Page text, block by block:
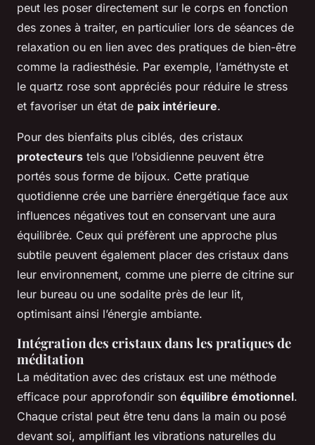
peut les poser directement sur le corps en fonction
des zones à traiter, en particulier lors de séances de
relaxation ou en lien avec des pratiques de bien-être
comme la radiesthésie. Par exemple, l’améthyste et
le quartz rose sont appréciés pour réduire le stress
et favoriser un état de paix intérieure.
Pour des bienfaits plus ciblés, des cristaux
protecteurs tels que l’obsidienne peuvent être
portés sous forme de bijoux. Cette pratique
quotidienne crée une barrière énergétique face aux
influences négatives tout en conservant une aura
équilibrée. Ceux qui préfèrent une approche plus
subtile peuvent également placer des cristaux dans
leur environnement, comme une pierre de citrine sur
leur bureau ou une sodalite près de leur lit,
optimisant ainsi l’énergie ambiante.
Intégration des cristaux dans les pratiques de
méditation
La méditation avec des cristaux est une méthode
efficace pour approfondir son équilibre émotionnel.
Chaque cristal peut être tenu dans la main ou posé
devant soi, amplifiant les vibrations naturelles du